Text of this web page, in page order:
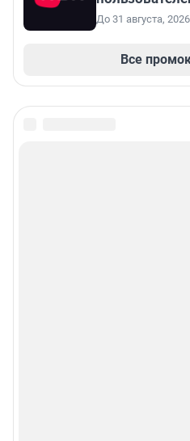
До 31 августа, 2026
Все